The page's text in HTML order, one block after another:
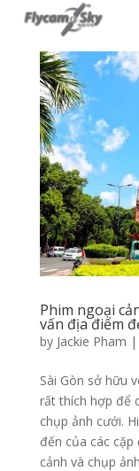
Phim ngoại
vấn địa điểm
by Jackie Pham |
Sài Gòn sở hữu
rất thích hợp để
chụp ảnh cưới.
đến của các cặp
cảnh và chụp